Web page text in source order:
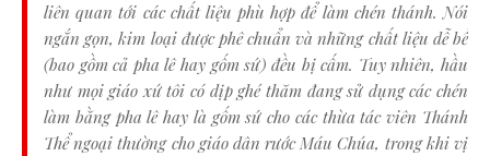
liên quan tới các chất liệu phù hợp để làm chén thánh. Nói
ngắn gọn, kim loại được phê chuẩn và những chất liệu dễ bể
(bao gồm cả pha lê hay gốm sứ) đều bị cấm. Tuy nhiên, hầu
như mọi giáo xứ tôi có dịp ghé thăm đang sử dụng các chén
làm bằng pha lê hay là gốm sứ cho các thừa tác viên Thánh
Thể ngoại thường cho giáo dân rước Máu Chúa, trong khi vị